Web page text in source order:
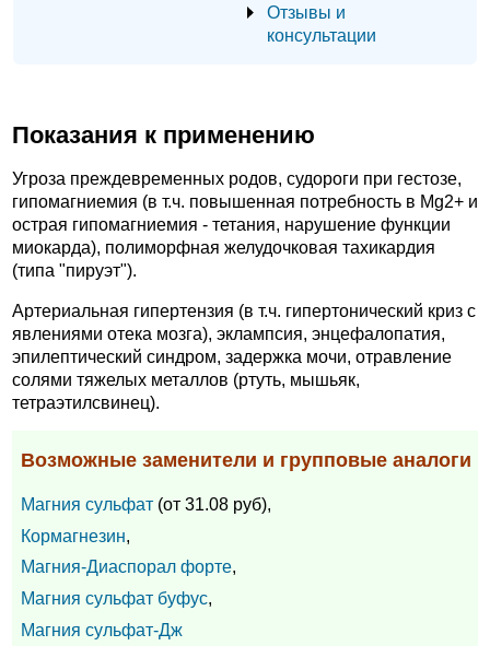
Отзывы и
консультации
Показания к применению
Угроза преждевременных родов, судороги при гестозе,
гипомагниемия (в т.ч. повышенная потребность в Mg2+ и
острая гипомагниемия - тетания, нарушение функции
миокарда), полиморфная желудочковая тахикардия
(типа "пируэт").
Артериальная гипертензия (в т.ч. гипертонический криз с
явлениями отека мозга), эклампсия, энцефалопатия,
эпилептический синдром, задержка мочи, отравление
солями тяжелых металлов (ртуть, мышьяк,
тетраэтилсвинец).
Возможные заменители и групповые аналоги
Магния сульфат (от 31.08 руб),
Кормагнезин,
Магния-Диаспорал форте,
Магния сульфат буфус,
Магния сульфат-Дж